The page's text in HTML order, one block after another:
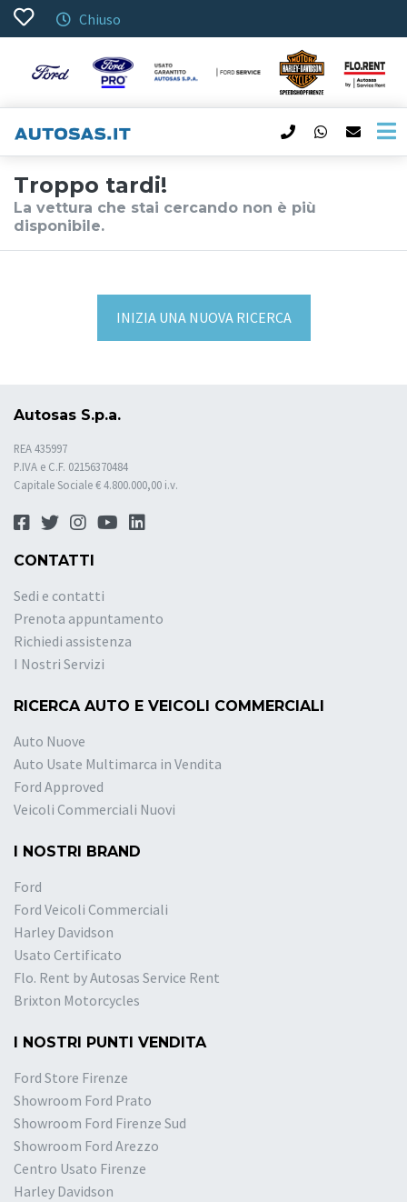
Chiuso
Troppo tardi!
La vettura che stai cercando non è più
disponibile.
INIZIA UNA NUOVA RICERCA
Autosas S.p.a.
REA 435997
P.IVA e C.F. 02156370484
Capitale Sociale € 4.800.000,00 i.v.
CONTATTI
Sedi e contatti
Prenota appuntamento
Richiedi assistenza
I Nostri Servizi
RICERCA AUTO E VEICOLI COMMERCIALI
Auto Nuove
Auto Usate Multimarca in Vendita
Ford Approved
Veicoli Commerciali Nuovi
I NOSTRI BRAND
Ford
Ford Veicoli Commerciali
Harley Davidson
Usato Certificato
Flo. Rent by Autosas Service Rent
Brixton Motorcycles
I NOSTRI PUNTI VENDITA
Ford Store Firenze
Showroom Ford Prato
Showroom Ford Firenze Sud
Showroom Ford Arezzo
Centro Usato Firenze
Harley Davidson